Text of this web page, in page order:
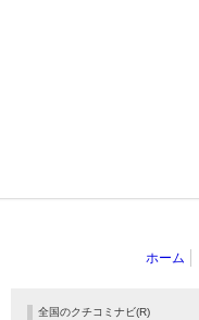
ホーム
全国のクチコミナビ(R)